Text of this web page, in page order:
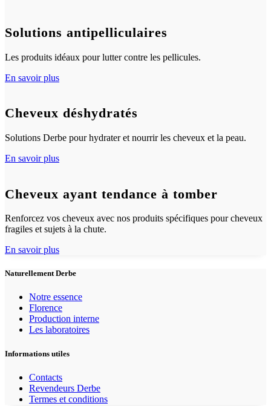
Solutions antipelliculaires
Les produits idéaux pour lutter contre les pellicules.
En savoir plus
Cheveux déshydratés
Solutions Derbe pour hydrater et nourrir les cheveux et la peau.
En savoir plus
Cheveux ayant tendance à tomber
Renforcez vos cheveux avec nos produits spécifiques pour cheveux
fragiles et sujets à la chute.
En savoir plus
Naturellement Derbe
Notre essence
Florence
Production interne
Les laboratoires
Informations utiles
Contacts
Revendeurs Derbe
Termes et conditions